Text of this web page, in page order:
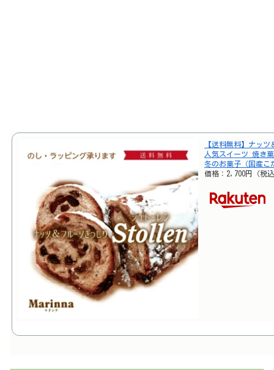
【送料無料】ナッ
人気スイーツ 焼き
冬のお菓子（国産こ
価格：2,700円（税